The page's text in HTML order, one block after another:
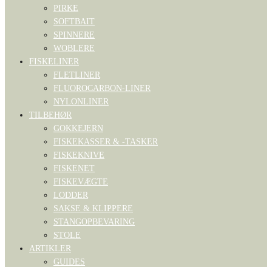
PIRKE
SOFTBAIT
SPINNERE
WOBLERE
FISKELINER
FLETLINER
FLUOROCARBON-LINER
NYLONLINER
TILBEHØR
GOKKEJERN
FISKEKASSER & -TASKER
FISKEKNIVE
FISKENET
FISKEVÆGTE
LODDER
SAKSE & KLIPPERE
STANGOPBEVARING
STOLE
ARTIKLER
GUIDES